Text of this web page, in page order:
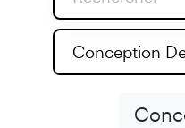
Conception